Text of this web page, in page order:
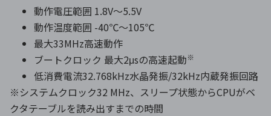
動作電圧範囲 1.8V～5.5V
動作温度範囲 -40℃～105℃
最大33MHz高速動作
ブートクロック 最大2μsの高速起動※
低消費電流32.768kHz水晶発振/32kHz内蔵発振回路
※システムクロック32 MHz、スリープ状態からCPUがベ
クタテーブルを読み出すまでの時間